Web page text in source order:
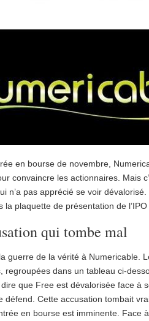
en bourse de novembre,
convaincre les actionnaires. Mais
n’a pas apprécié se voir
la plaquette de présentation de
qui tombe mal
guerre de la vérité à Numericable.
regroupées dans un tableau ci-
que Free est dévalorisée face à
défend. Cette accusation tombait
en bourse est imminente. Face